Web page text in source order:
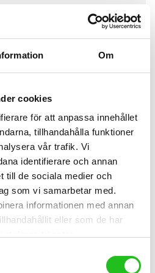
Om
cookies
för att anpassa innehållet
tillhandahålla funktioner
vår trafik. Vi
identifierare och annan
till de sociala medier och
som vi samarbetar med.
informationen med annan
eller som de har